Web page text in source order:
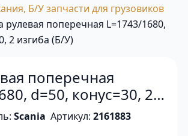
Б/У запчасти для грузовиков
рулевая поперечная L=1743/1680,
2 изгиба (Б/У)
поперечная
d=50, конус=30, 2
У)Scania Артикул: 2161883